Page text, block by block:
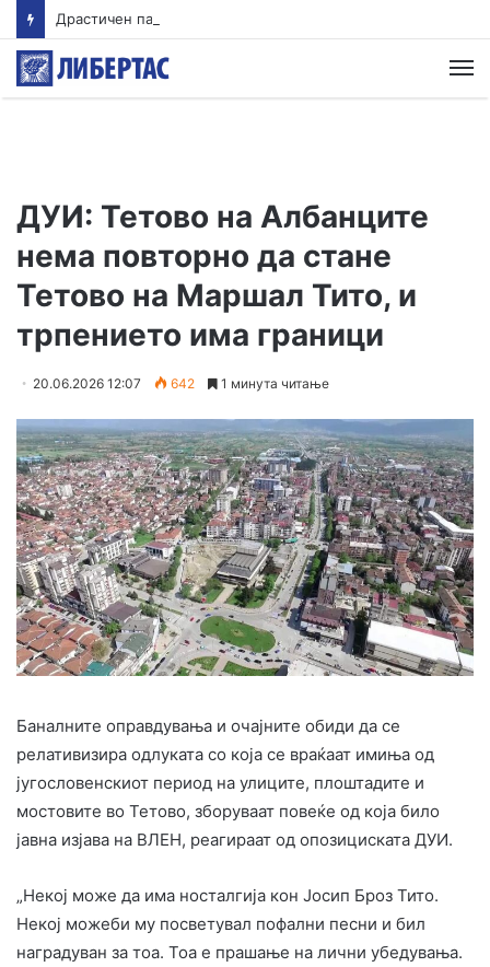
Драстичен пад на запишани првачиња годинава
ДУИ: Тетово на Албанците
нема повторно да стане
Тетово на Маршал Тито, и
трпението има граници
20.06.2026 12:07 642 1 минута читање
Баналните оправдувања и очајните обиди да се
релативизира одлуката со која се враќаат имиња од
југословенскиот период на улиците, плоштадите и
мостовите во Тетово, зборуваат повеќе од која било
јавна изјава на ВЛЕН, реагираат од опозициската ДУИ.
„Некој може да има носталгија кон Јосип Броз Тито.
Некој можеби му посветувал пофални песни и бил
наградуван за тоа. Тоа е прашање на лични убедувања.